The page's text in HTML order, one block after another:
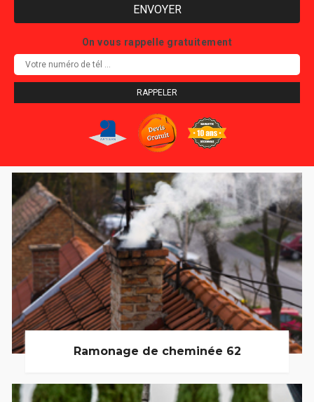
On vous rappelle gratuitement
Ramonage de cheminée 62